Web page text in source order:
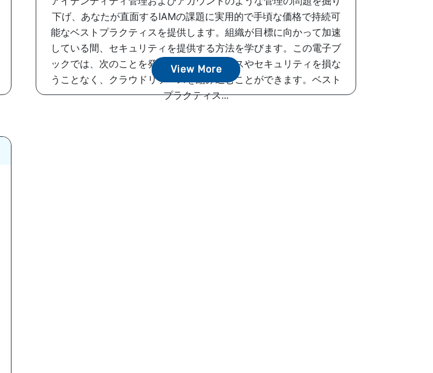
下げ、あなたが直面するIAMの課題に実用的で手頃な価格で持続可
能なベストプラクティスを提供します。組織が目標に向かって加速
している間、セキュリティを提供する方法を学びます。この電子ブ
ックでは、次のことを発見します。サービスやセキュリティを損な
うことなく、クラウドリソースを組み込むことができます。ベスト
プラクティス...
View More